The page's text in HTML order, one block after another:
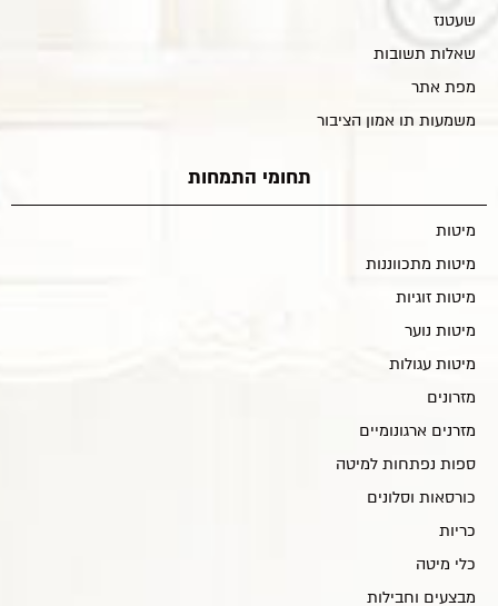
שעטנז
שאלות תשובות
מפת אתר
משמעות תו אמון הציבור
תחומי התמחות
מיטות
מיטות מתכווננות
מיטות זוגיות
מיטות נוער
מיטות עגולות
מזרונים
מזרנים ארגונומיים
ספות נפתחות למיטה
כורסאות וסלונים
כריות
כלי מיטה
מבצעים וחבילות